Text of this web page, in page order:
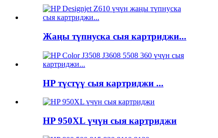
Жаңы түпнуска сыя картриджи...
HP түстүү сыя картриджи ...
HP 950XL үчүн сыя картриджи